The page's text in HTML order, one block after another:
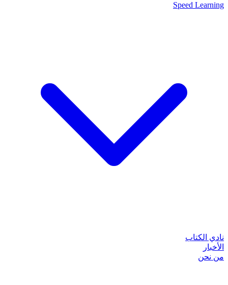
Speed Learning
نادي الكتاب
الأخبار
من نحن